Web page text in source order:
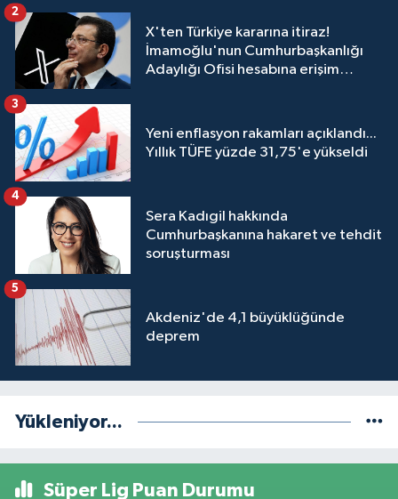
X'ten Türkiye kararına itiraz!
İmamoğlu'nun Cumhurbaşkanlığı
Adaylığı Ofisi hesabına erişim
2
Yeni enflasyon rakamları açıklandı...
Yıllık TÜFE yüzde 31,75'e yükseldi
3
Sera Kadıgil hakkında
Cumhurbaşkanına hakaret ve tehdit
soruşturması
4
Akdeniz'de 4,1 büyüklüğünde
deprem
5
Yükleniyor...
Süper Lig Puan Durumu